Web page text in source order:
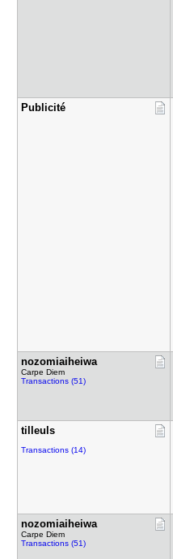
Publicité
nozomiaihe​iwa
Carpe Diem
Transactions (51)
tilleuls
Transactions (14)
nozomiaihe​iwa
Carpe Diem
Transactions (51)